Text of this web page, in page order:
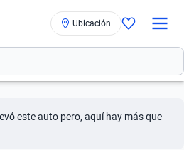
Ubicación
este auto pero, aquí hay más que